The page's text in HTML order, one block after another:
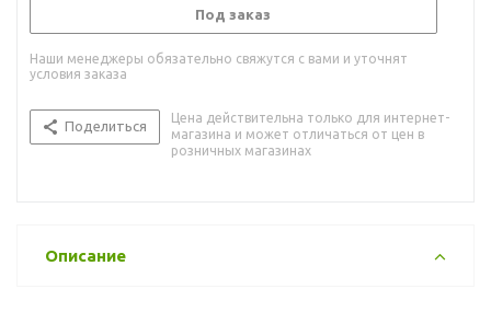
Под заказ
Наши менеджеры обязательно свяжутся с вами и уточнят
условия заказа
Поделиться
Цена действительна только для интернет-
магазина и может отличаться от цен в
розничных магазинах
Описание